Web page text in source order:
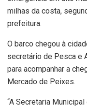
milhas da costa,
prefeitura.
O barco chegou à
secretário de Pesca e
para acompanhar a
Mercado de Peixes.
“A Secretaria